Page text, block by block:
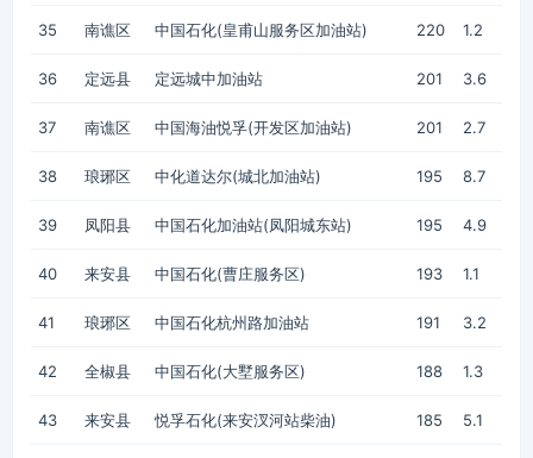
35 南谯区 中国石化(皇甫山服务区加油站) 220 1.2
36 定远县 定远城中加油站 201 3.6
37 南谯区 中国海油悦孚(开发区加油站) 201 2.7
38 琅琊区 中化道达尔(城北加油站) 195 8.7
39 凤阳县 中国石化加油站(凤阳城东站) 195 4.9
40 来安县 中国石化(曹庄服务区) 193 1.1
41 琅琊区 中国石化杭州路加油站 191 3.2
42 全椒县 中国石化(大墅服务区) 188 1.3
43 来安县 悦孚石化(来安汊河站柴油) 185 5.1